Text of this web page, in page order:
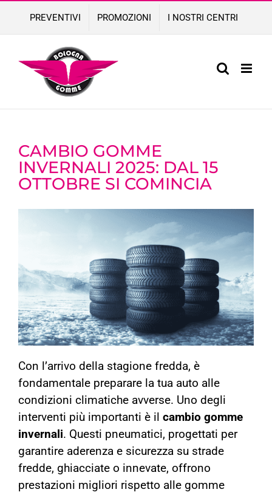
content
PREVENTIVI PROMOZIONI I NOSTRI CENTRI
CAMBIO GOMME
INVERNALI 2025: DAL 15
OTTOBRE SI COMINCIA
Con l’arrivo della stagione fredda, è
fondamentale preparare la tua auto alle
condizioni climatiche avverse. Uno degli
interventi più importanti è il cambio gomme
invernali. Questi pneumatici, progettati per
garantire aderenza e sicurezza su strade
fredde, ghiacciate o innevate, offrono
prestazioni migliori rispetto alle gomme